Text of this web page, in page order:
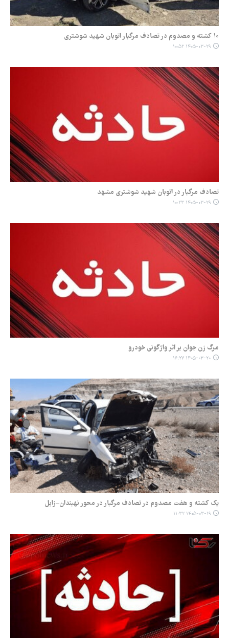
۱۰ کشته و مصدوم در تصادف مرگبار اتوبان شهید شوشتری
۱۴۰۵-۰۳-۲۹ ۱۰:۵۲
تصادف مرگبار در اتوبان شهید شوشتری مشهد
۱۴۰۵-۰۳-۲۹ ۱۰:۲۳
مرگ زن جوان بر اثر واژگونی خودرو
۱۴۰۵-۰۳-۲۰ ۱۶:۲۷
یک کشته و هفت مصدوم در تصادف مرگبار در محور نهبندان–زابل
۱۴۰۵-۰۳-۱۹ ۱۱:۳۲